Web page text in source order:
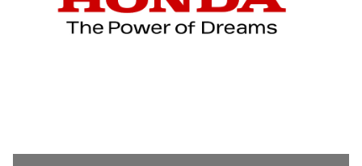
就活成功ガイド